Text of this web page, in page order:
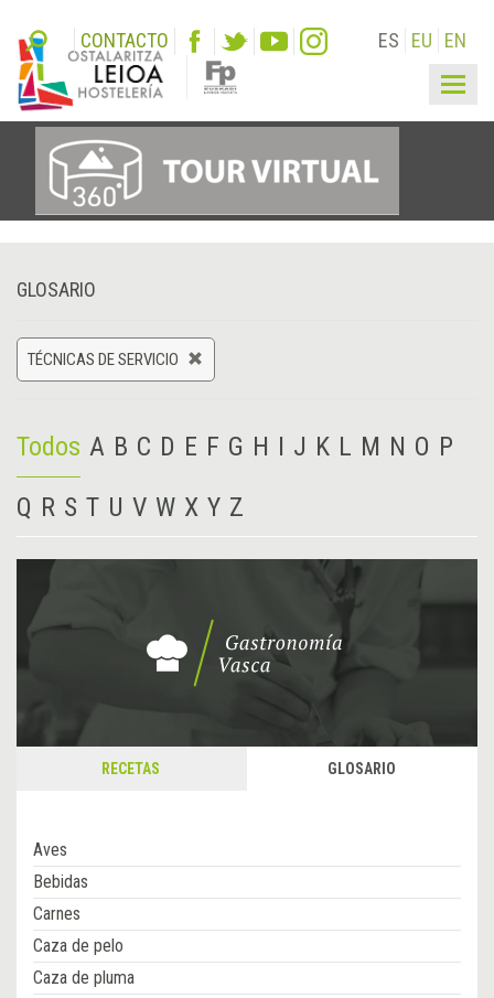
CONTACTO ES EU EN
GLOSARIO
TÉCNICAS DE SERVICIO
Todos A B C D E F G H I J K L M N O P
Q R S T U V W X Y Z
RECETAS GLOSARIO
Aves
Bebidas
Carnes
Caza de pelo
Caza de pluma